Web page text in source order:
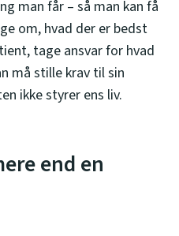
man får – så man kan få
om, hvad der er bedst
tage ansvar for hvad
må stille krav til sin
ikke styrer ens liv.
end en